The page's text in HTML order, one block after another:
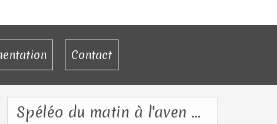
Contact
Spéléo du matin à l'aven du Défens (Rougiers)